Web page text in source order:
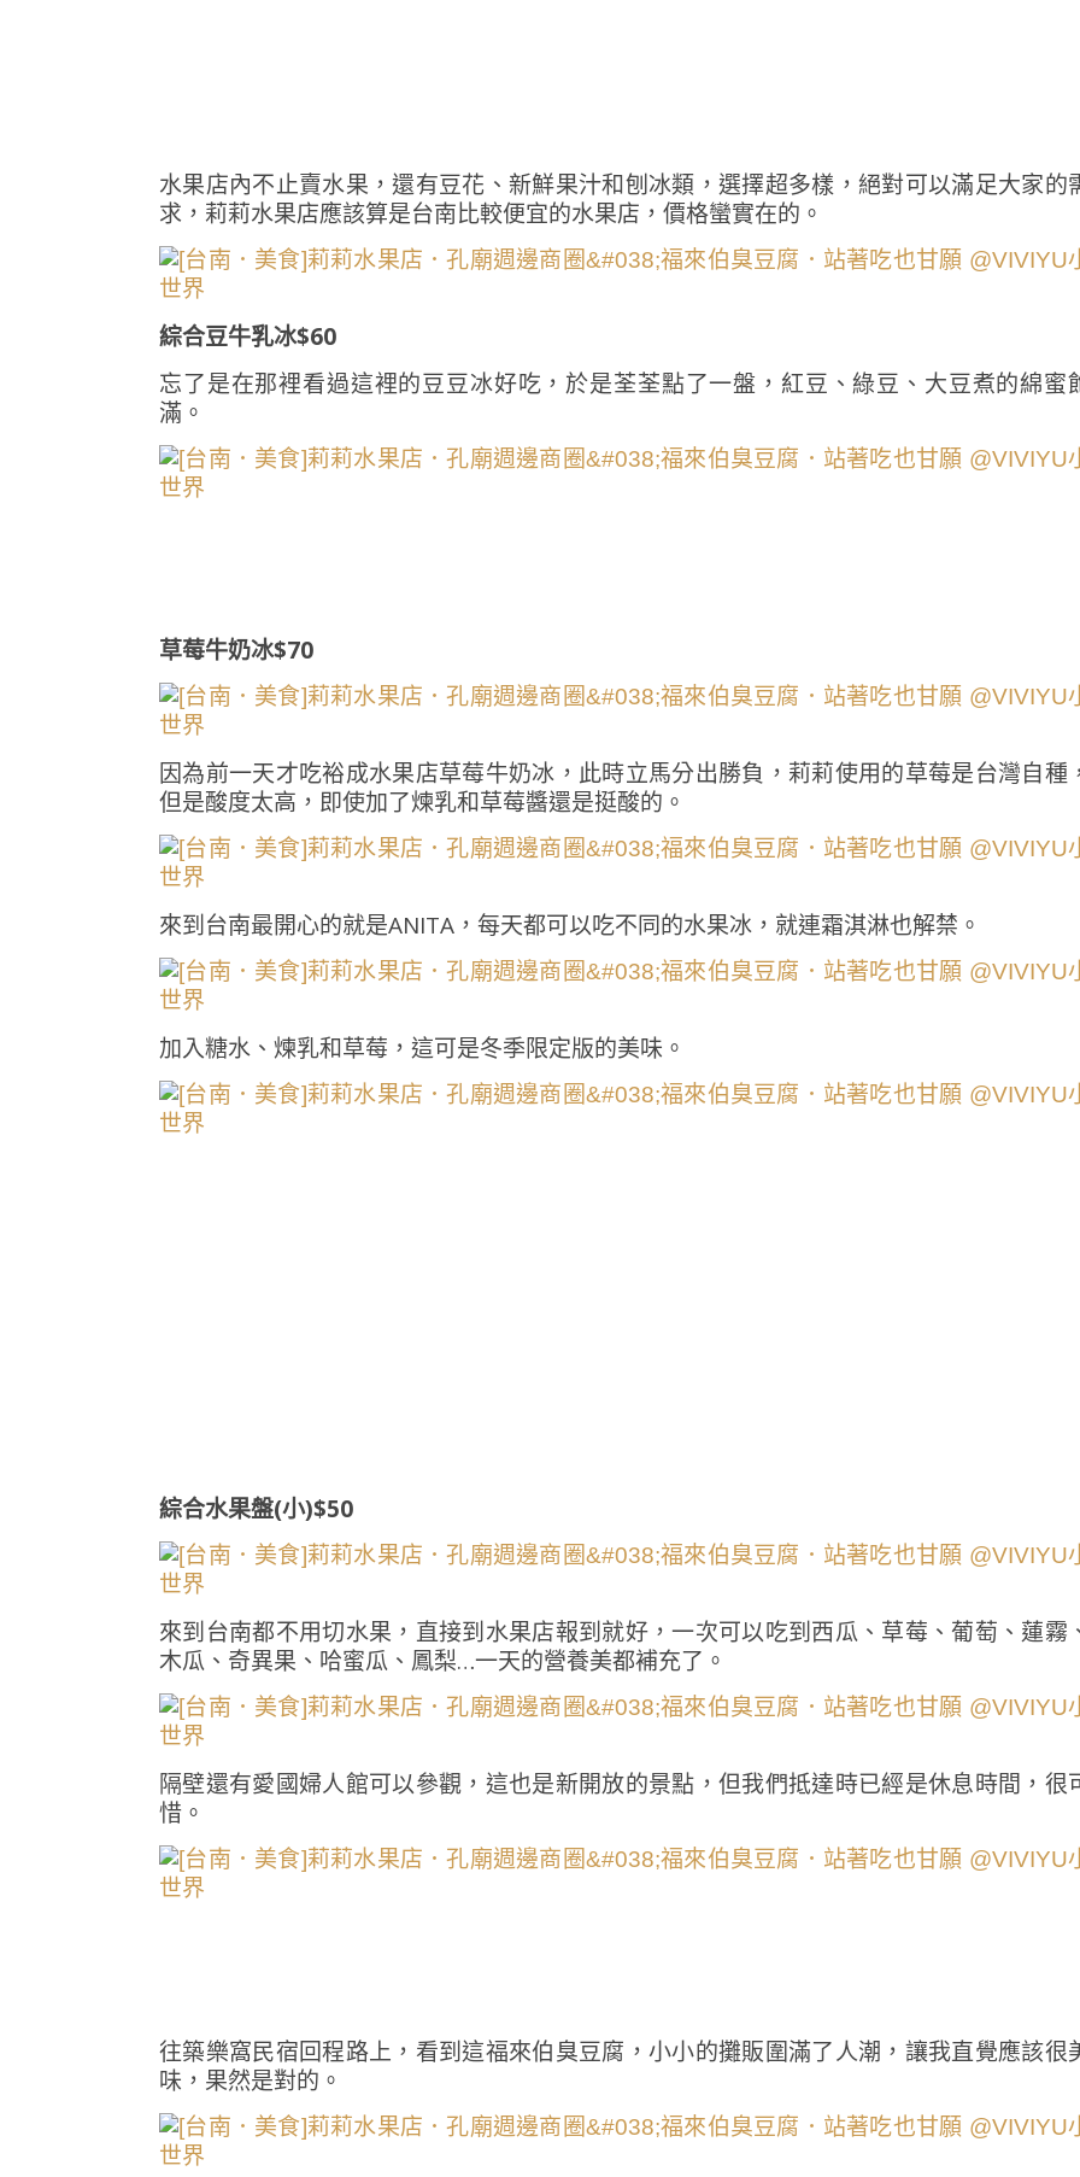
水果店內不止賣水果，還有豆花、新鮮果汁和刨冰類，選擇超多樣，絕對可以滿足大家的
求，莉莉水果店應該算是台南比較便宜的水果店，價格蠻實在的。
綜合豆牛乳冰$60
忘了是在那裡看過這裡的豆豆冰好吃，於是荃荃點了一盤，紅豆、綠豆、大豆煮的綿蜜
滿。
草莓牛奶冰$70
因為前一天才吃裕成水果店草莓牛奶冰，此時立馬分出勝負，莉莉使用的草莓是台灣自種
但是酸度太高，即使加了煉乳和草莓醬還是挺酸的。
來到台南最開心的就是ANITA，每天都可以吃不同的水果冰，就連霜淇淋也解禁。
加入糖水、煉乳和草莓，這可是冬季限定版的美味。
綜合水果盤(小)$50
來到台南都不用切水果，直接到水果店報到就好，一次可以吃到西瓜、草莓、葡萄、蓮霧
木瓜、奇異果、哈蜜瓜、鳳梨…一天的營養美都補充了。
隔壁還有愛國婦人館可以參觀，這也是新開放的景點，但我們抵達時已經是休息時間，很
惜。
往築樂窩民宿回程路上，看到這福來伯臭豆腐，小小的攤販圍滿了人潮，讓我直覺應該很
味，果然是對的。